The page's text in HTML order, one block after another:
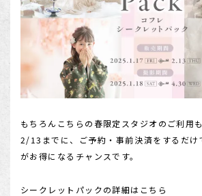
もちろんこちらの春限定スタジオのご利用
2/13までに、ご予約・事前決済をするだ
がお得になるチャンスです。
シークレットパックの詳細はこちら